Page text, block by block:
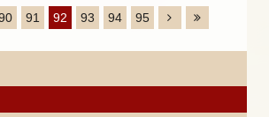
91 92 93 94 95